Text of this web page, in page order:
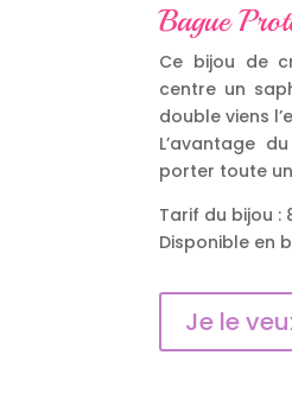
Bague
Ce bijou de
centre un
double viens
L’avantage
porter toute
Tarif du bijou :
Disponible en
Je le